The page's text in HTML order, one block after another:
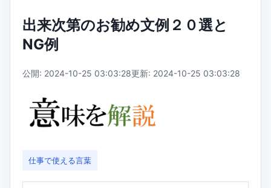
出来次第のお勧め文例２０選と
NG例
公開: 2024-10-25 03:03:28更新: 2024-10-25 03:03:28
仕事で使える言葉